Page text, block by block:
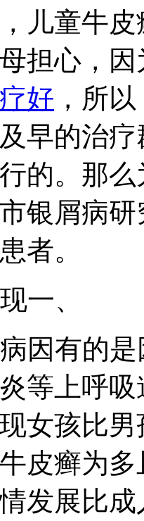
儿童牛
担心，
好 ，所
早的治
的。那
银屑病
者。
一、
因有的是
等上呼
女孩比
皮癣为
情发展比